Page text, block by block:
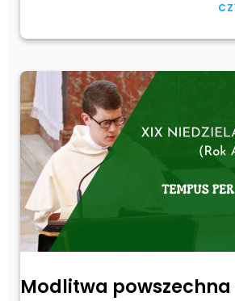
Modlitwa powszechna